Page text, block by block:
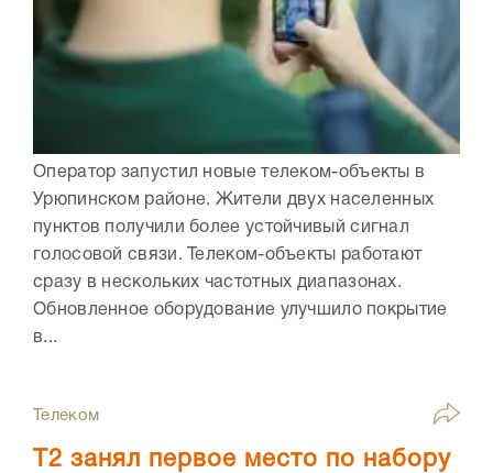
Оператор запустил новые телеком-объекты в
Урюпинском районе. Жители двух населенных
пунктов получили более устойчивый сигнал
голосовой связи. Телеком-объекты работают
сразу в нескольких частотных диапазонах.
Обновленное оборудование улучшило покрытие
в...
Телеком
Т2 занял первое место по набору